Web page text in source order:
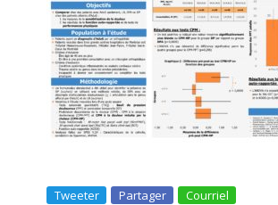
Tweeter Partager Courriel